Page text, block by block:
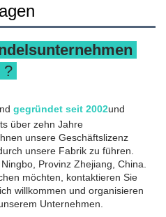
?
gegründet seit 2002und
über zehn Jahre
unsere Geschäftslizenz
unsere Fabrik zu führen.
Provinz Zhejiang, China.
möchten, kontaktieren Sie
willkommen und organisieren
Unternehmen.